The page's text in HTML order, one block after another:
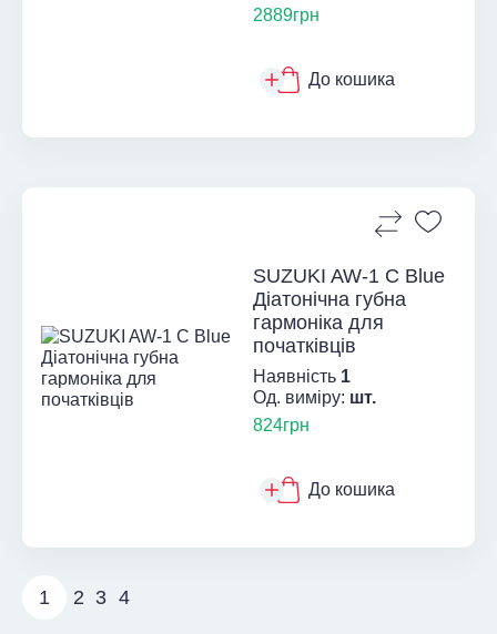
2889грн
До кошика
SUZUKI AW-1 C Blue
Діатонічна губна
гармоніка для
початківців
Наявність 1
Од. виміру: шт.
824грн
До кошика
1 2 3 4